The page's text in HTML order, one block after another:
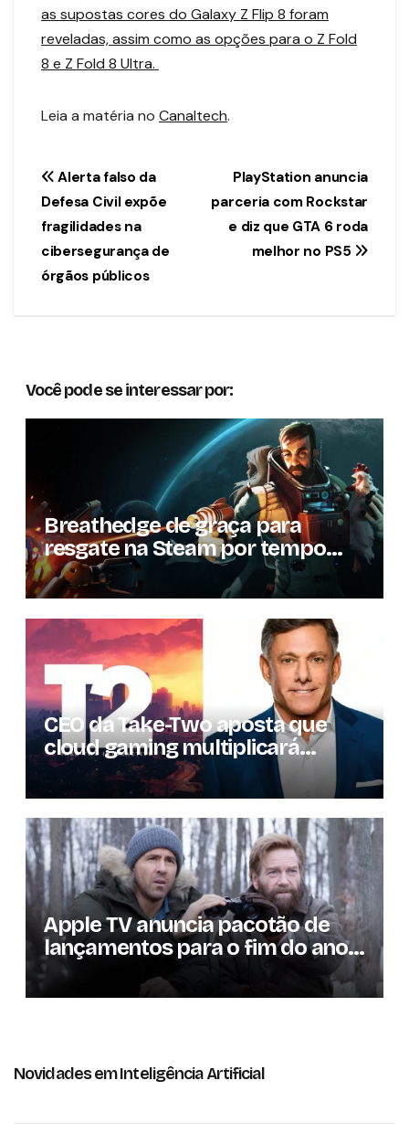
as supostas cores do Galaxy Z Flip 8 foram
reveladas, assim como as opções para o Z Fold
8 e Z Fold 8 Ultra.
Leia a matéria no Canaltech.
Navegação
de
Post
PlayStation anuncia
parceria com Rockstar
e diz que GTA 6 roda
melhor no PS5
Alerta falso da
Defesa Civil expõe
fragilidades na
cibersegurança de
órgãos públicos
Você pode se interessar por:
Breathedge de graça para
resgate na Steam por tempo
limitado
CEO da Take-Two aposta que
cloud gaming multiplicará
mercado de jogos por 10 em três
anos
Apple TV anuncia pacotão de
lançamentos para o fim do ano;
conheça as produções
Novidades em Inteligência Artificial